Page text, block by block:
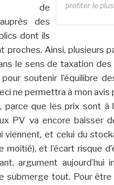
profiter le
de
des
dont ils
proches. Ainsi, plusieurs
le sens de taxation des
soutenir l’équilibre
ne permettra à mon avis
parce que les prix sont à
PV va encore baisser
viennent, et celui du
moitié), et l’écart risque
argument aujourd’hui
submerge tout. Pour être